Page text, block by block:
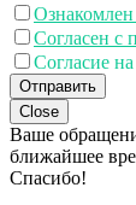
Ознакомлен
Согласен с
Согласие
Отправить
Close
Ваше
ближайшее
Спасибо!